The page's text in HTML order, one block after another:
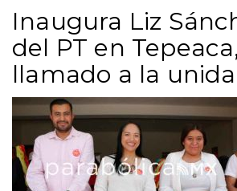
Inaugura Liz
del PT en
llamado a la